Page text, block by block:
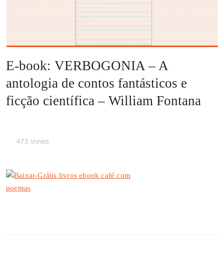
E-book: VERBOGONIA – A
antologia de contos fantásticos e
ficção científica – William Fontana
473 views